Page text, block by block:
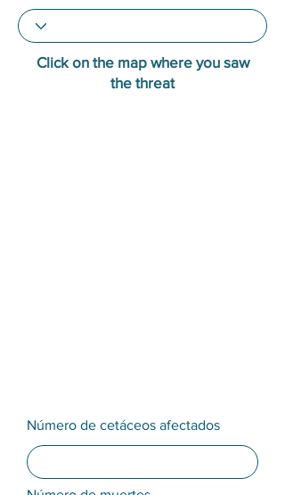
Click on the map where you saw
the threat
Número de cetáceos afectados